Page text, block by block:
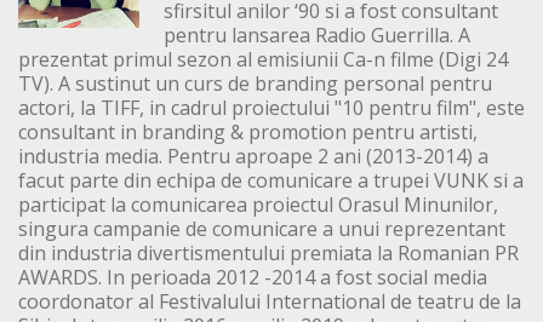
sfirsitul anilor ‘90 si a fost consultant
pentru lansarea Radio Guerrilla. A
prezentat primul sezon al emisiunii Ca-n filme (Digi 24
TV). A sustinut un curs de branding personal pentru
actori, la TIFF, in cadrul proiectului "10 pentru film", este
consultant in branding & promotion pentru artisti,
industria media. Pentru aproape 2 ani (2013-2014) a
facut parte din echipa de comunicare a trupei VUNK si a
participat la comunicarea proiectul Orasul Minunilor,
singura campanie de comunicare a unui reprezentant
din industria divertismentului premiata la Romanian PR
AWARDS. In perioada 2012 -2014 a fost social media
coordonator al Festivalului International de teatru de la